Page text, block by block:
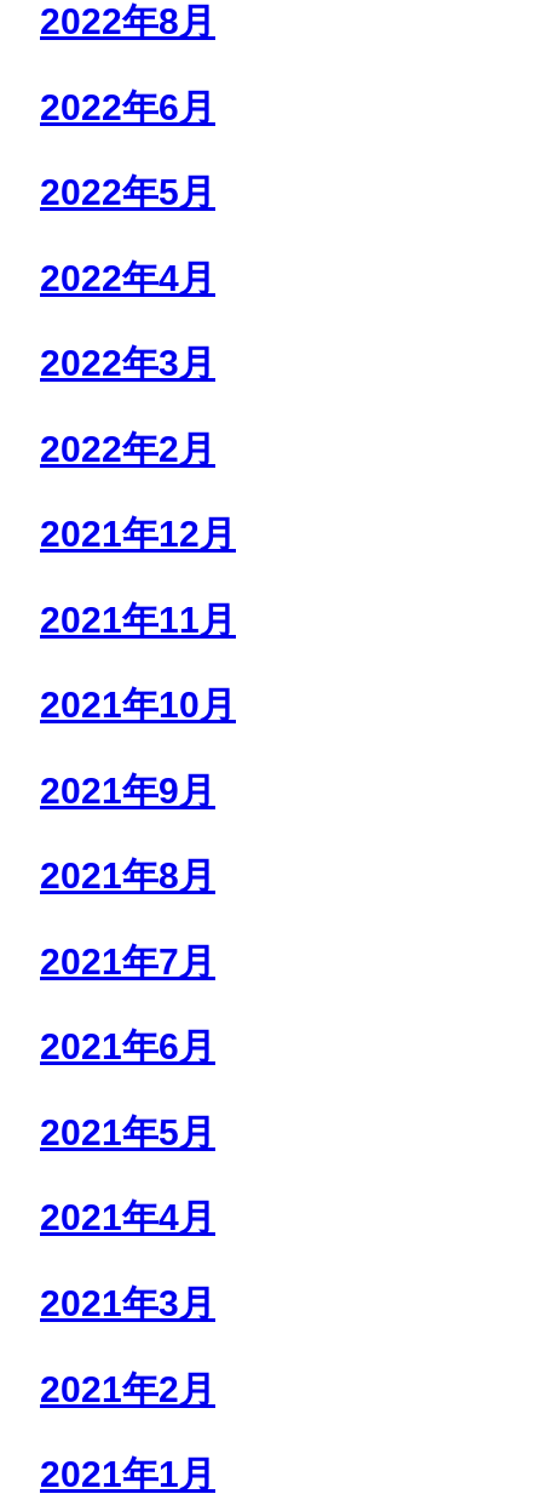
2022年8月
2022年6月
2022年5月
2022年4月
2022年3月
2022年2月
2021年12月
2021年11月
2021年10月
2021年9月
2021年8月
2021年7月
2021年6月
2021年5月
2021年4月
2021年3月
2021年2月
2021年1月